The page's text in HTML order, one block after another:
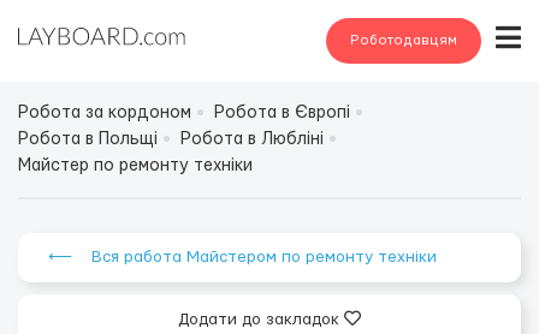
Роботодавцям
Робота за кордоном
Робота в Європі
Робота в Польщі
Робота в Любліні
Майстер по ремонту техніки
⟵ Вся работа Майстером по ремонту техніки
Додати до закладок